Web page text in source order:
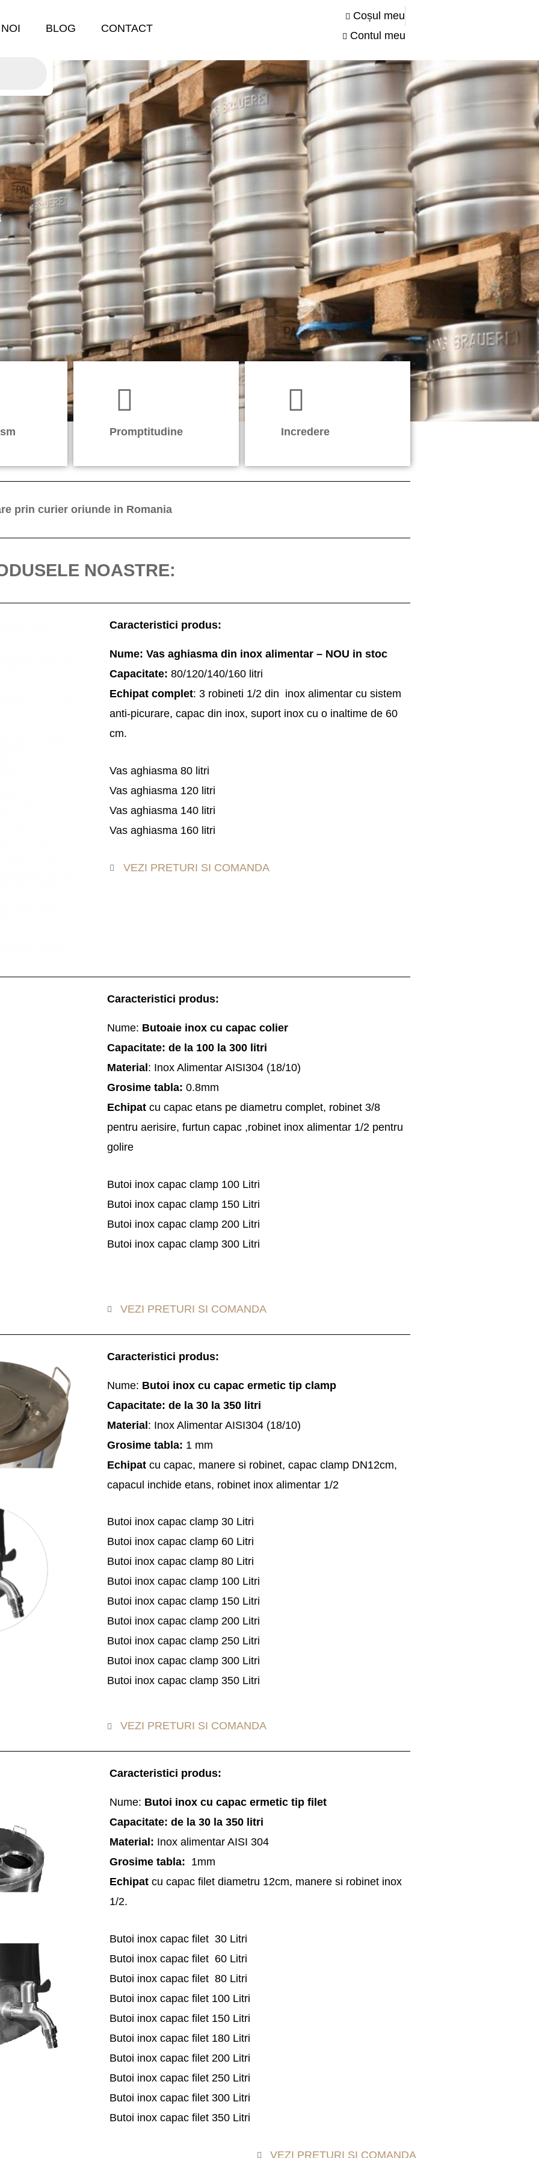
BLOG CONTACT
Coșul meu
Contul meu
Promptitudine Incredere
prin curier oriunde in Romania
NOASTRE:
Caracteristici produs:
Nume: Vas aghiasma din inox alimentar – NOU in stoc
Capacitate: 80/120/140/160 litri
Echipat complet: 3 robineti 1/2 din inox alimentar cu sistem
anti-picurare, capac din inox, suport inox cu o inaltime de 60
cm.
Vas aghiasma 80 litri
Vas aghiasma 120 litri
Vas aghiasma 140 litri
Vas aghiasma 160 litri
VEZI PRETURI SI COMANDA
Caracteristici produs:
Nume: Butoaie inox cu capac colier
Capacitate: de la 100 la 300 litri
Material : Inox Alimentar AISI304 (18/10)
Grosime tabla: 0.8mm
Echipatcu capac etans pe diametru complet, robinet 3/8
pentru aerisire, furtun capac ,robinet inox alimentar 1/2 pentru
golire
Butoi inox capac clamp 100 Litri
Butoi inox capac clamp 150 Litri
Butoi inox capac clamp 200 Litri
Butoi inox capac clamp 300 Litri
VEZI PRETURI SI COMANDA
Caracteristici produs:
Nume: Butoi inox cu capac ermetic tip clamp
Capacitate: de la 30 la 350 litri
Material: Inox Alimentar AISI304 (18/10)
Grosime tabla: 1 mm
Echipatcu capac, manere si robinet, capac clamp DN12cm,
capacul inchide etans, robinet inox alimentar 1/2
Butoi inox capac clamp 30 Litri
Butoi inox capac clamp 60 Litri
Butoi inox capac clamp 80 Litri
Butoi inox capac clamp 100 Litri
Butoi inox capac clamp 150 Litri
Butoi inox capac clamp 200 Litri
Butoi inox capac clamp 250 Litri
Butoi inox capac clamp 300 Litri
Butoi inox capac clamp 350 Litri
VEZI PRETURI SI COMANDA
Caracteristici produs:
Nume: Butoi inox cu capac ermetic tip filet
Capacitate: de la 30 la 350 litri
Material: Inox alimentar AISI 304
Grosime tabla: 1mm
Echipat cu capac filet diametru 12cm, manere si robinet inox
1/2.
Butoi inox capac filet 30 Litri
Butoi inox capac filet 60 Litri
Butoi inox capac filet 80 Litri
Butoi inox capac filet 100 Litri
Butoi inox capac filet 150 Litri
Butoi inox capac filet 180 Litri
Butoi inox capac filet 200 Litri
Butoi inox capac filet 250 Litri
Butoi inox capac filet 300 Litri
Butoi inox capac filet 350 Litri
VEZI PRETURI SI COMANDA